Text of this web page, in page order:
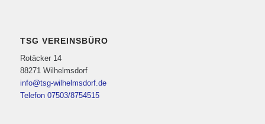
TSG VEREINSBÜRO
Rotäcker 14
88271 Wilhelmsdorf
info@tsg-wilhelmsdorf.de
Telefon 07503/8754515